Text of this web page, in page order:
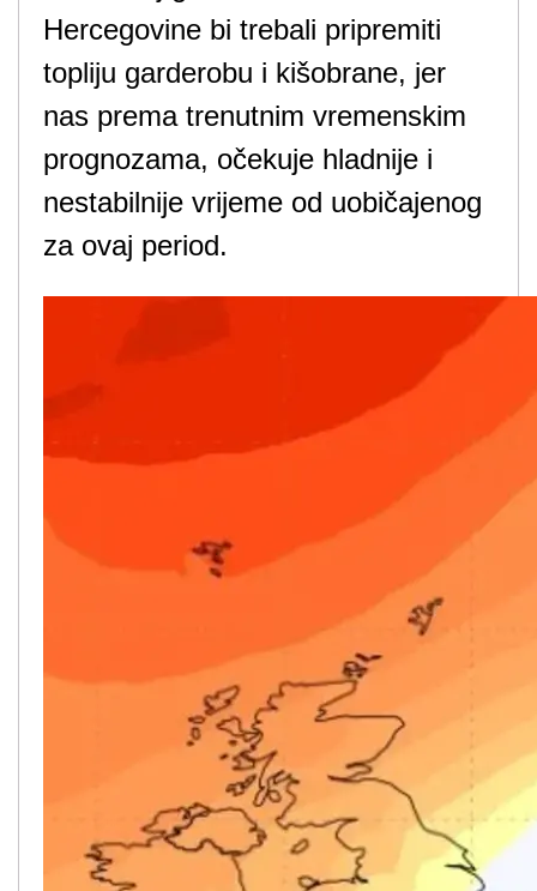
Hercegovine bi trebali pripremiti
topliju garderobu i kišobrane, jer
nas prema trenutnim vremenskim
prognozama, očekuje hladnije i
nestabilnije vrijeme od uobičajenog
za ovaj period.